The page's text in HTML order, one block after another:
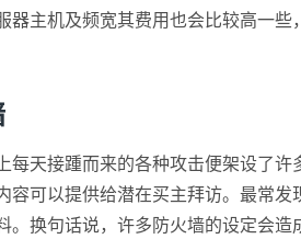
主机及频宽其费用也会比较高一
天接踵而来的各种攻击便架设了
可以提供给潜在买主拜访。最常
换句话说，许多防火墙的设定会造